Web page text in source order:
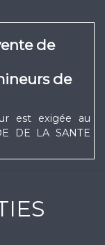
de
de
est exigée au
DE LA SANTE